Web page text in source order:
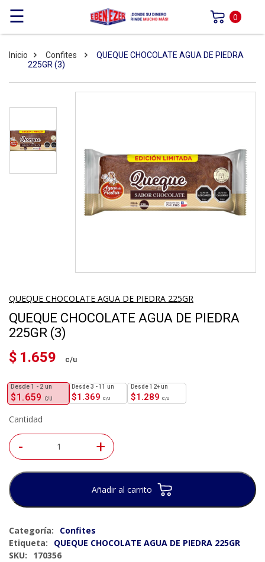
☰ 0
Inicio Confites
QUEQUE CHOCOLATE AGUA DE PIEDRA
225GR (3)
QUEQUE CHOCOLATE AGUA DE PIEDRA 225GR
QUEQUE CHOCOLATE AGUA DE PIEDRA
225GR (3)
$ 1.659
$1.659
1 - 2 un
$1.369
3 - 11 un
$1.289
12+ un
Cantidad
- +
Añadir al carrito
Categoría:
Confites
Etiqueta:
QUEQUE CHOCOLATE AGUA DE PIEDRA 225GR
SKU:
170356